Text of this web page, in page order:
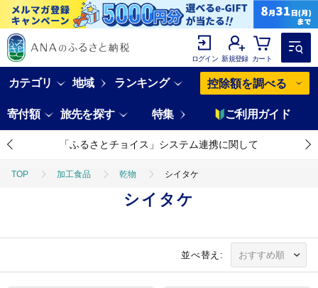
ログイン 新規登録 カート
カテゴリ 地域 ランキング 控除額を調べる
寄付額 旅先を探す 特集 ご利用ガイド
「ふるさとチョイス」システム連携に関して
TOP 加工食品 乾物 シイタケ
シイタケ
並べ替え: